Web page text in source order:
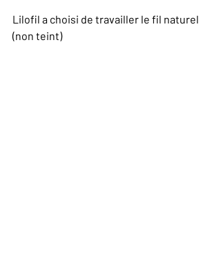
Lilofil a choisi de travailler le fil naturel
(non teint)